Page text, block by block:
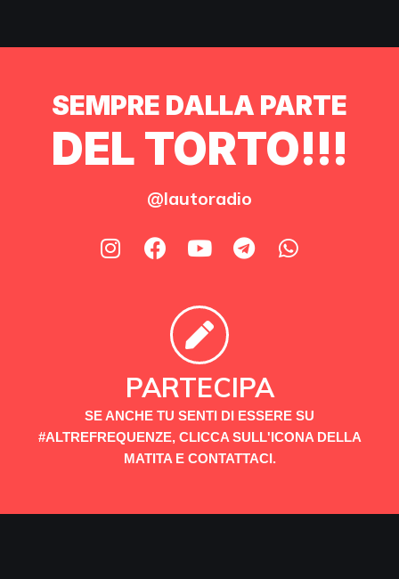
SEMPRE DALLA PARTE
DEL TORTO!!!
@lautoradio
PARTECIPA
SE ANCHE TU SENTI DI ESSERE SU
#ALTREFREQUENZE, CLICCA SULL'ICONA DELLA
MATITA E CONTATTACI.